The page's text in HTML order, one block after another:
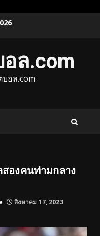
ล.com
อล.com
สองคนท่ามกลาง
สิงหาคม 17, 2023